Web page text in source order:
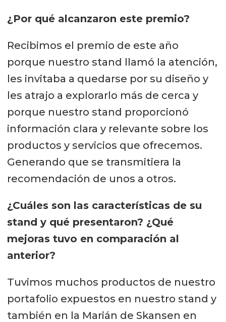
¿Por qué alcanzaron este premio?
Recibimos el premio de este año
porque nuestro stand llamó la atención,
les invitaba a quedarse por su diseño y
les atrajo a explorarlo más de cerca y
porque nuestro stand proporcionó
información clara y relevante sobre los
productos y servicios que ofrecemos.
Generando que se transmitiera la
recomendación de unos a otros.
¿Cuáles son las características de su
stand y qué presentaron? ¿Qué
mejoras tuvo en comparación al
anterior?
Tuvimos muchos productos de nuestro
portafolio expuestos en nuestro stand y
también en la Marián de Skansen en